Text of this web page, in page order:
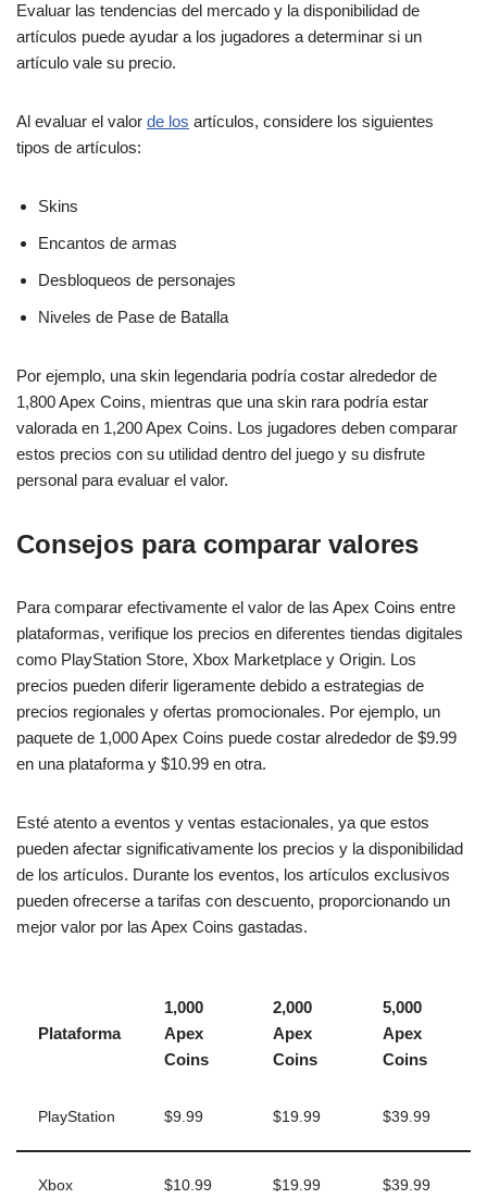
Evaluar las tendencias del mercado y la disponibilidad de
artículos puede ayudar a los jugadores a determinar si un
artículo vale su precio.
Al evaluar el valor de los artículos, considere los siguientes
tipos de artículos:
Skins
Encantos de armas
Desbloqueos de personajes
Niveles de Pase de Batalla
Por ejemplo, una skin legendaria podría costar alrededor de
1,800 Apex Coins, mientras que una skin rara podría estar
valorada en 1,200 Apex Coins. Los jugadores deben comparar
estos precios con su utilidad dentro del juego y su disfrute
personal para evaluar el valor.
Consejos para comparar valores
Para comparar efectivamente el valor de las Apex Coins entre
plataformas, verifique los precios en diferentes tiendas digitales
como PlayStation Store, Xbox Marketplace y Origin. Los
precios pueden diferir ligeramente debido a estrategias de
precios regionales y ofertas promocionales. Por ejemplo, un
paquete de 1,000 Apex Coins puede costar alrededor de $9.99
en una plataforma y $10.99 en otra.
Esté atento a eventos y ventas estacionales, ya que estos
pueden afectar significativamente los precios y la disponibilidad
de los artículos. Durante los eventos, los artículos exclusivos
pueden ofrecerse a tarifas con descuento, proporcionando un
mejor valor por las Apex Coins gastadas.
Plataforma
1,000
Apex
Coins
2,000
Apex
Coins
5,000
Apex
Coins
PlayStation $9.99 $19.99 $39.99
Xbox $10.99 $19.99 $39.99